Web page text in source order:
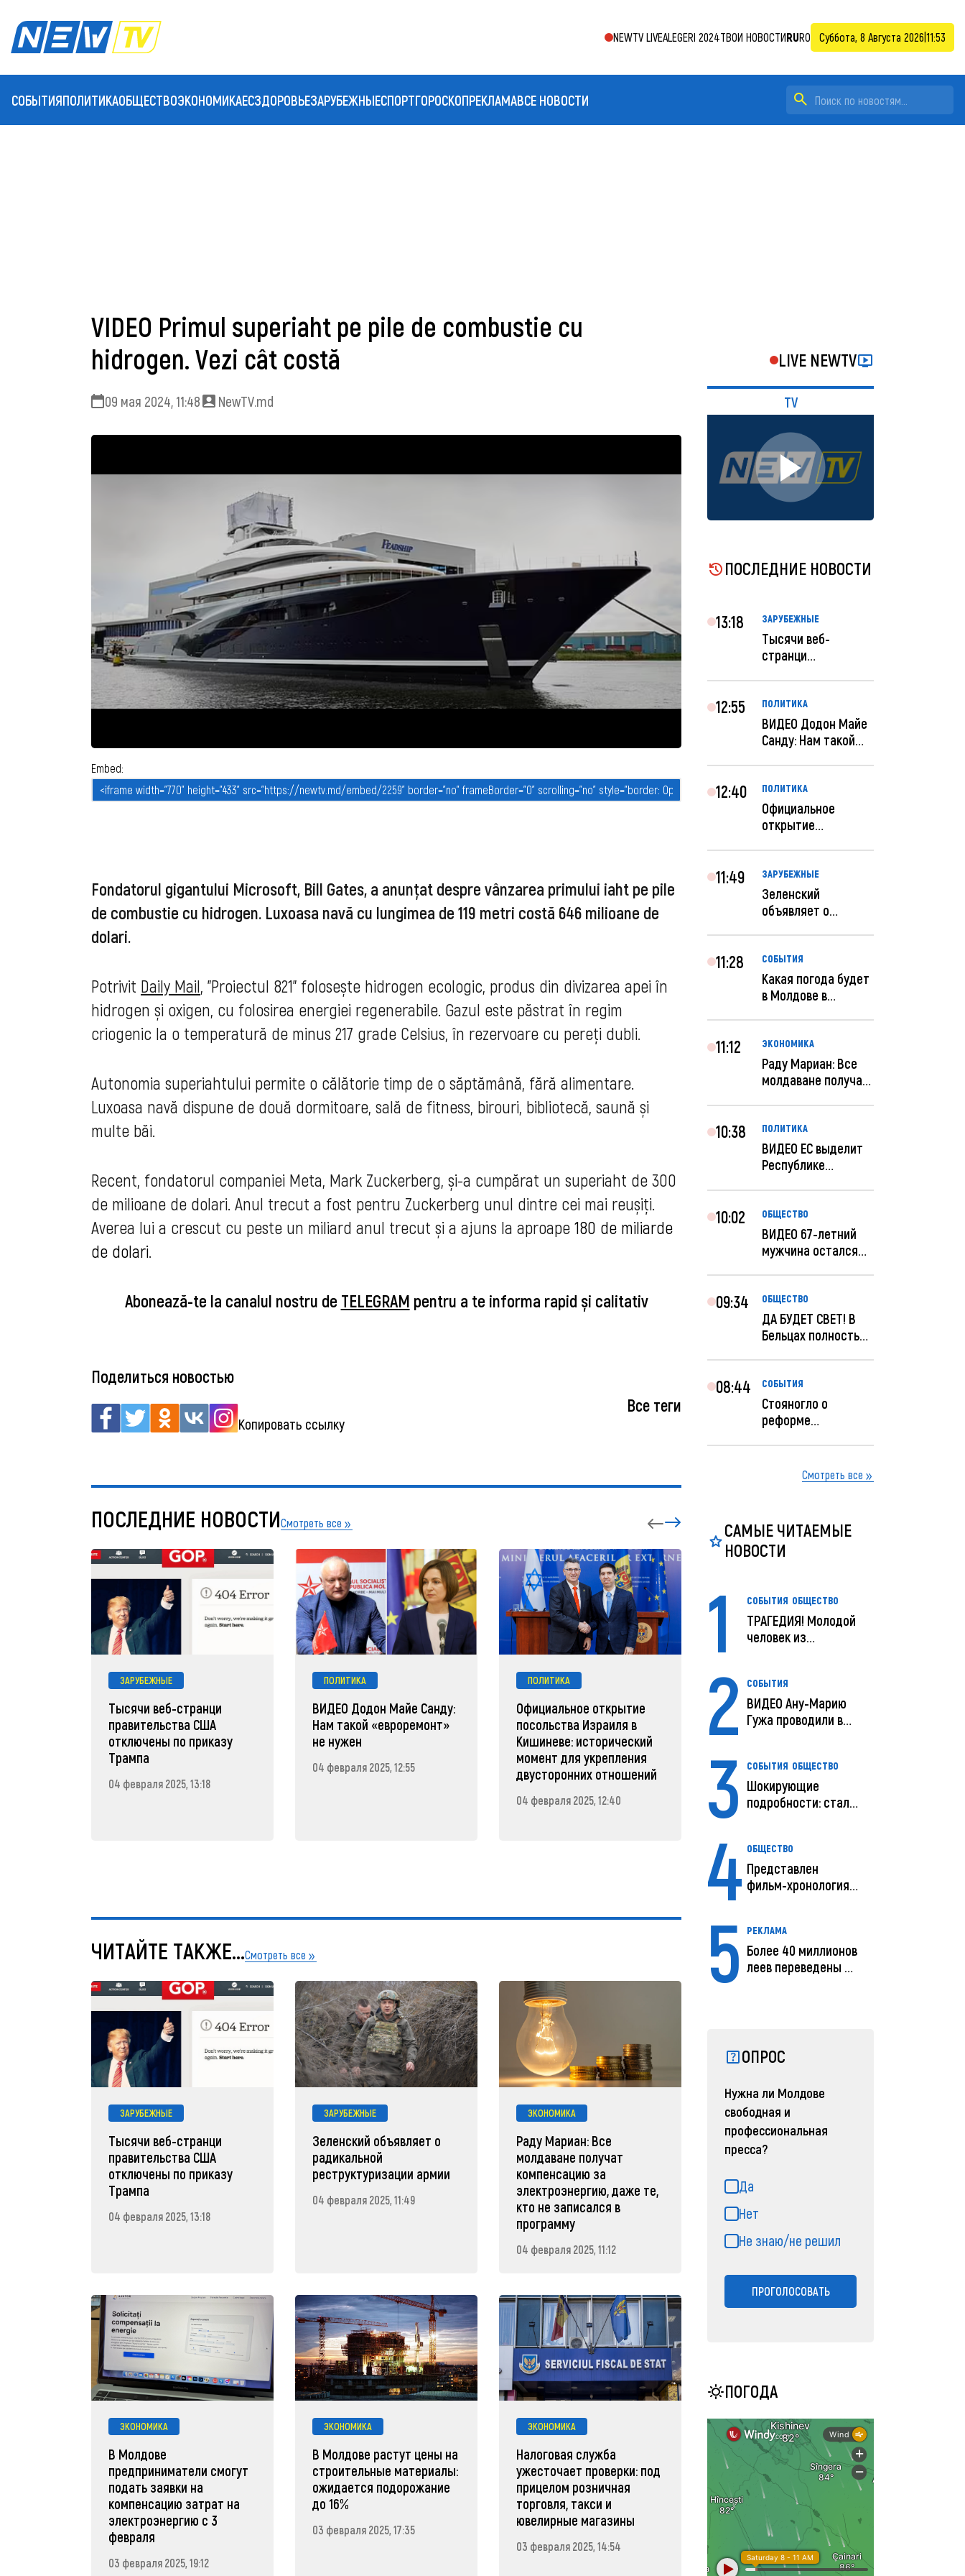
NEWTV LIVEALEGERI 2024ТВОИ НОВОСТИRURO Суббота, 8 Августа 2026 11:53
СОБЫТИЯПОЛИТИКАОБЩЕСТВОЭКОНОМИКАЕСЗДОРОВЬЕЗАРУБЕЖНЫЕСПОРТГОРОСКОПРЕКЛАМАВСЕ НОВОСТИ
VIDEO Primul superiaht pe pile de combustie cu
hidrogen. Vezi cât costă
09 мая 2024, 11:48 NewTV.md
Embed:
Fondatorul gigantului Microsoft, Bill Gates, a anunțat despre vânzarea primului iaht pe pile
de combustie cu hidrogen. Luxoasa navă cu lungimea de 119 metri costă 646 milioane de
dolari.
Potrivit Daily Mail, ”Proiectul 821” folosește hidrogen ecologic, produs din divizarea apei în
hidrogen și oxigen, cu folosirea energiei regenerabile. Gazul este păstrat în regim
criogenic la o temperatură de minus 217 grade Celsius, în rezervoare cu pereți dubli.
Autonomia superiahtului permite o călătorie timp de o săptămână, fără alimentare.
Luxoasa navă dispune de două dormitoare, sală de fitness, birouri, bibliotecă, saună și
multe băi.
Recent, fondatorul companiei Meta, Mark Zuckerberg, și-a cumpărat un superiaht de 300
de milioane de dolari. Anul trecut a fost pentru Zuckerberg unul dintre cei mai reușiți.
Averea lui a crescut cu peste un miliard anul trecut și a ajuns la aproape 180 de miliarde
de dolari.
Abonează-te la canalul nostru de TELEGRAM pentru a te informa rapid și calitativ
Поделиться новостью
Копировать ссылку
Все теги
ПОСЛЕДНИЕ НОВОСТИСмотреть все
ЗАРУБЕЖНЫЕ
Тысячи веб-странци
правительства США
отключены по приказу
Трампа
04 февраля 2025, 13:18
ПОЛИТИКА
ВИДЕО Додон Майе Санду:
Нам такой «евроремонт»
не нужен
04 февраля 2025, 12:55
ПОЛИТИКА
Официальное открытие
посольства Израиля в
Кишиневе: исторический
момент для укрепления
двусторонних отношений
04 февраля 2025, 12:40
ЗАРУБЕЖНЫЕ
Зеленский объявляет о
радикальной
04 февраля 2025, 11:49
ЧИТАЙТЕ ТАКЖЕ...Смотреть все
ЗАРУБЕЖНЫЕ
Тысячи веб-странци
правительства США
отключены по приказу
Трампа
04 февраля 2025, 13:18
ЗАРУБЕЖНЫЕ
Зеленский объявляет о
радикальной
реструктуризации армии
04 февраля 2025, 11:49
ЭКОНОМИКА
Раду Мариан: Все
молдаване получат
компенсацию за
электроэнергию, даже те,
кто не записался в
программу
04 февраля 2025, 11:12
ЭКОНОМИКА
В Молдове
предприниматели смогут
подать заявки на
компенсацию затрат на
электроэнергию с 3
февраля
03 февраля 2025, 19:12
ЭКОНОМИКА
В Молдове растут цены на
строительные материалы:
ожидается подорожание
до 16%
03 февраля 2025, 17:35
ЭКОНОМИКА
Налоговая служба
ужесточает проверки: под
прицелом розничная
торговля, такси и
ювелирные магазины
03 февраля 2025, 14:54
LIVE NEWTV
TV
ПОСЛЕДНИЕ НОВОСТИ
13:18 ЗАРУБЕЖНЫЕ
Тысячи веб-
странци
12:55 ПОЛИТИКА
ВИДЕО Додон Майе
Санду: Нам такой
12:40 ПОЛИТИКА
Официальное
открытие
Кишиневе: и...
11:49 ЗАРУБЕЖНЫЕ
Зеленский
объявляет о
ар...
11:28 СОБЫТИЯ
Какая погода будет
в Молдове в
11:12 ЭКОНОМИКА
Раду Мариан: Все
молдаване получат
10:38 ПОЛИТИКА
ВИДЕО ЕС выделит
Республике
10:02 ОБЩЕСТВО
ВИДЕО 67-летний
мужчина остался
09:34 ОБЩЕСТВО
ДА БУДЕТ СВЕТ! В
Бельцах полностью
08:44 СОБЫТИЯ
Стояногло о
реформе
реформир...Смотреть все
САМЫЕ ЧИТАЕМЫЕ
НОВОСТИ
1 СОБЫТИЯ ОБЩЕСТВО
ТРАГЕДИЯ! Молодой
человек из
2 СОБЫТИЯ
ВИДЕО Ану-Марию
Гужа проводили в
3 СОБЫТИЯ ОБЩЕСТВО
Шокирующие
подробности: стали
4 ОБЩЕСТВО
Представлен
фильм-хронология
5 РЕКЛАМА
Более 40 миллионов
леев переведены с
ОПРОС
Нужна ли Молдове
свободная и
профессиональная
пресса?
Да
Нет
Не знаю/не решил
ПРОГОЛОСОВАТЬ
ПОГОДА